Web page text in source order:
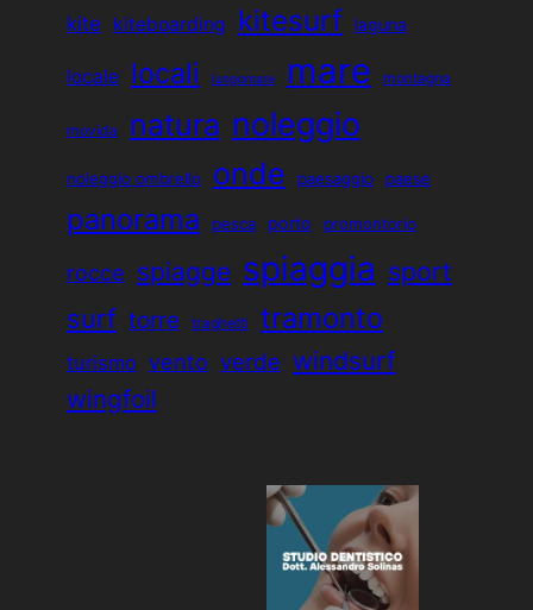
kite kiteboarding kitesurf laguna
locale locali lungomare mare montagna
movida natura noleggio
noleggio ombrello onde paesaggio paese
panorama pesca porto promontorio
rocce spiagge spiaggia sport
surf torre traghetti tramonto
turismo vento verde windsurf
wingfoil